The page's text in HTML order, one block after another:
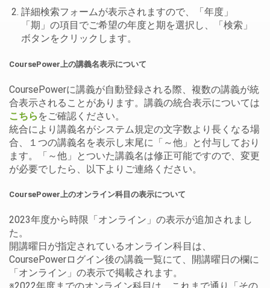
詳細検索フォームが表示されますので、「年度」
「期」の項目でご希望の年度と期を選択し、「検索」
ボタンをクリックします。
CoursePower上の講義名表示について
CoursePowerに講義が自動登録される際、複数の講義が統
合表示されることがあります。講義の統合表示については
こちら をご確認ください。
統合により講義名がシステム規定の文字数より長くなる場
合、１つの講義名を表示し末尾に「～他」と付与しており
ます。「～他」とついた講義名は修正可能ですので、変更
が必要でしたら、以下よりご連絡ください。
CoursePower上のオンライン科目の表示について
2023年度から時限「オンライン」の表示が追加されまし
た。
開講曜日が指定されているオンライン科目は、
CoursePowerログイン後の講義一覧にて、開講曜日の欄に
「オンライン」の表示で掲載されます。